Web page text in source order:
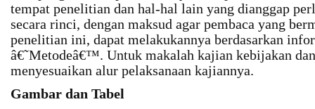
tempat penelitian dan hal-hal lain yang dianggap
secara rinci, dengan maksud agar pembaca yang
penelitian ini, dapat melakukannya berdasarkan
â€˜Metodeâ€™. Untuk makalah kajian kebijakan
menyesuaikan alur pelaksanaan kajiannya.
Gambar dan Tabel